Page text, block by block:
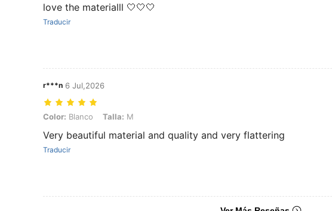
love the materialll 🤍🤍🤍
Traducir
r***n 6 Jul,2026
Color: Blanco, Talla: M
Color: Blanco Talla: M
Very beautiful material and quality and very flattering
Traducir